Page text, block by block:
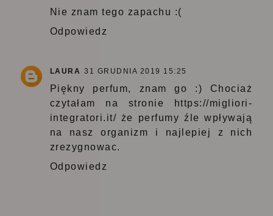
Nie znam tego zapachu :(
Odpowiedz
LAURA 31 GRUDNIA 2019 15:25
Piękny perfum, znam go :) Chociaż
czytałam na stronie
https://migliori-
integratori.it/ że perfumy źle wpływają
na nasz organizm i najlepiej z nich
zrezygnowac.
Odpowiedz